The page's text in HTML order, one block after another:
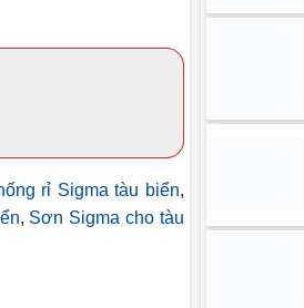
rỉ Sigma tàu biển,
, Sơn Sigma cho tàu